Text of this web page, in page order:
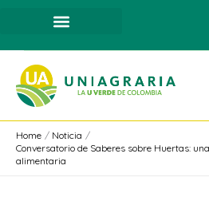
content
Home
Noticia
Conversatorio de Saberes sobre Huertas:
alimentaria